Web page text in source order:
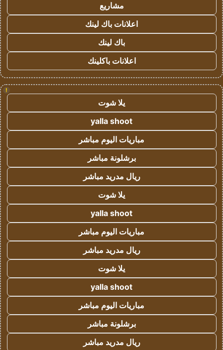
مشاريع
اعلانات باك لينك
باك لينك
اعلانات باكلينك
!
يلا شوت
yalla shoot
مباريات اليوم مباشر
برشلونة مباشر
ريال مدريد مباشر
يلا شوت
yalla shoot
مباريات اليوم مباشر
ريال مدريد مباشر
يلا شوت
yalla shoot
مباريات اليوم مباشر
برشلونة مباشر
ريال مدريد مباشر